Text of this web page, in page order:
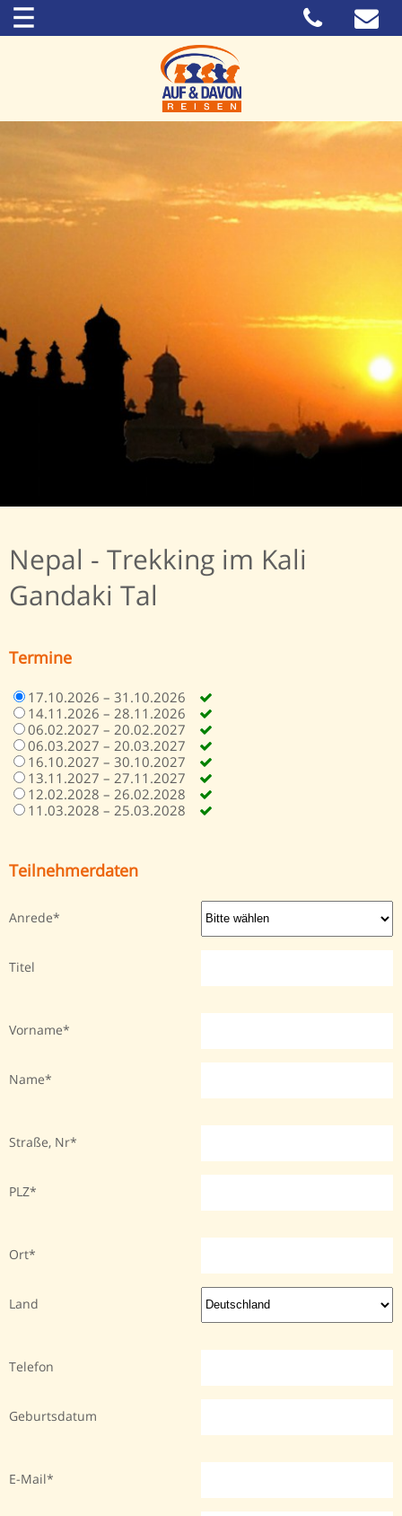
Nepal - Trekking im Kali
Gandaki Tal
Termine
17.10.2026 – 31.10.2026
14.11.2026 – 28.11.2026
06.02.2027 – 20.02.2027
06.03.2027 – 20.03.2027
16.10.2027 – 30.10.2027
13.11.2027 – 27.11.2027
12.02.2028 – 26.02.2028
11.03.2028 – 25.03.2028
Teilnehmerdaten
Anrede
Titel
Vorname
Name
Straße, Nr
PLZ
Ort
Land
Telefon
Geburtsdatum
E-Mail